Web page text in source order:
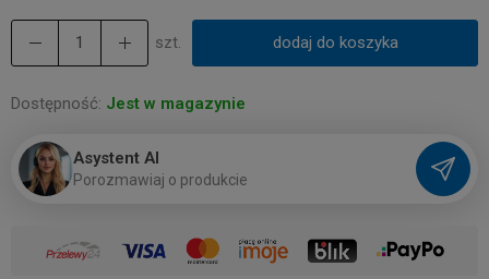
szt. dodaj do koszyka
Dostępność: Jest w magazynie
Asystent AI
Porozmawiaj o produkcie